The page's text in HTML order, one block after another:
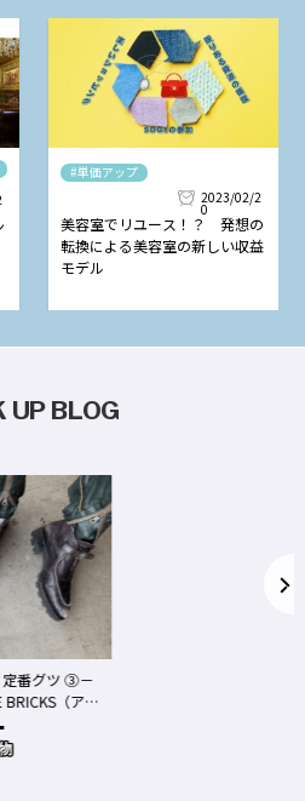
#単価アップ
2023/02/2
0
美容室でリユース！？ 発想の
転換による美容室の新しい収益
モデル
UP BLOG
③－
アン
倉